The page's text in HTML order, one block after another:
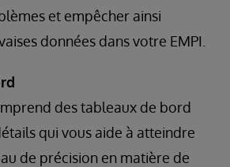
et empêcher ainsi
données dans votre EMPI.
des tableaux de bord
qui vous aide à atteindre
de précision en matière de